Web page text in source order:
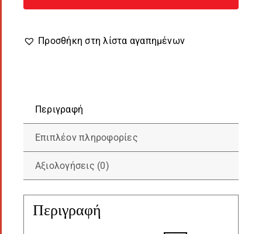
Προσθήκη στη λίστα αγαπημένων
Περιγραφή
Επιπλέον πληροφορίες
Αξιολογήσεις (0)
Περιγραφή